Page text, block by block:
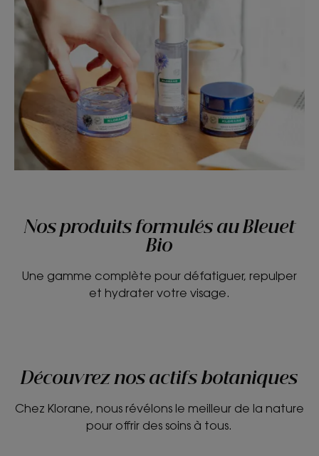
Nos produits formulés au Bleuet
Bio
Une gamme complète pour défatiguer, repulper
et hydrater votre visage.
Découvrez nos actifs botaniques
Chez Klorane, nous révélons le meilleur de la nature
pour offrir des soins à tous.